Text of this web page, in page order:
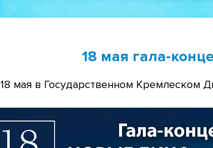
18 мая гала-
18 мая в Государственном Кремлеском